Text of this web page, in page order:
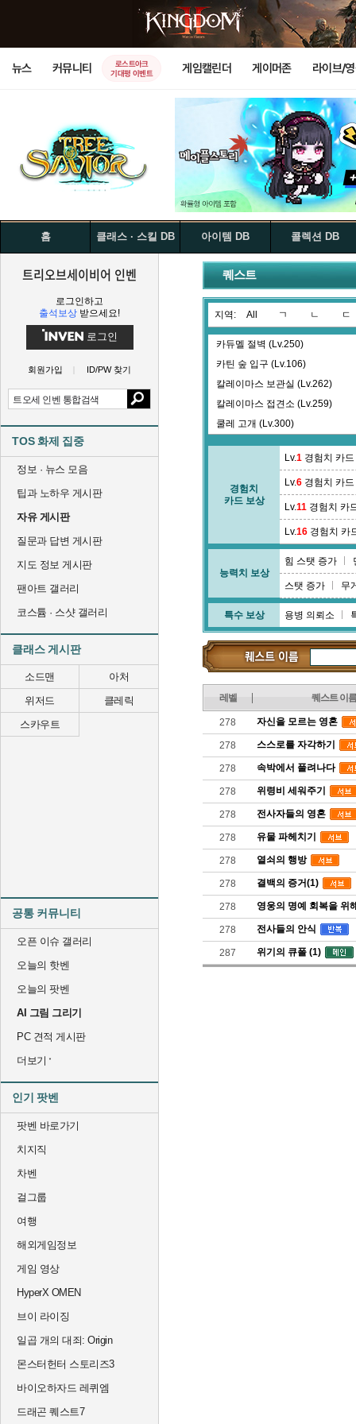
뉴스 커뮤니티
로스트아크
기대평 이벤트
게임캘린더 게이머존 라이브/
홈 클래스 · 스킬 DB 아이템 DB 콜렉션 DB
트리오브세이비어 인벤
로그인하고
출석보상 받으세요!
로그인
회원가입 ID/PW 찾기
TOS 화제 집중
정보 · 뉴스 모음
팁과 노하우 게시판
자유 게시판
질문과 답변 게시판
지도 정보 게시판
팬아트 갤러리
코스튬 · 스샷 갤러리
클래스 게시판
소드맨
아처
위저드
클레릭
스카우트
공통 커뮤니티
오픈 이슈 갤러리
오늘의 핫벤
오늘의 팟벤
AI 그림 그리기
PC 견적 게시판
더보기
인기 팟벤
팟벤 바로가기
치지직
차벤
걸그룹
여행
해외게임정보
게임 영상
HyperX OMEN
브이 라이징
일곱 개의 대죄: Origin
몬스터헌터 스토리즈3
바이오하자드 레퀴엠
드래곤 퀘스트7
퀘스트
지역: All ㄱ ㄴ ㄷ
카듀멜 절벽 (Lv.250)
카틴 숲 입구 (Lv.106)
칼레이마스 보관실 (Lv.262)
칼레이마스 접견소 (Lv.259)
쿨레 고개 (Lv.300)
큰아귀 길 (Lv.121)
경험치
카드 보상
Lv.1 경험치 카드
Lv.6 경험치 카드
Lv.11 경험치 카
Lv.16 경험치 카
능력치 보상
힘 스탯 증가
스탯 증가 무
특수 보상 용병 의뢰소
레벨 퀘스트 이름
278 자신을 모르는 영혼
278 스스로를 자각하기
278 속박에서 풀려나다
278 위령비 세워주기
278 전사자들의 영혼
278 유물 파헤치기
278 열쇠의 행방
278 결백의 증거(1)
278 영웅의 명예 회복을 위
278 전사들의 안식
287 위기의 큐폴 (1)